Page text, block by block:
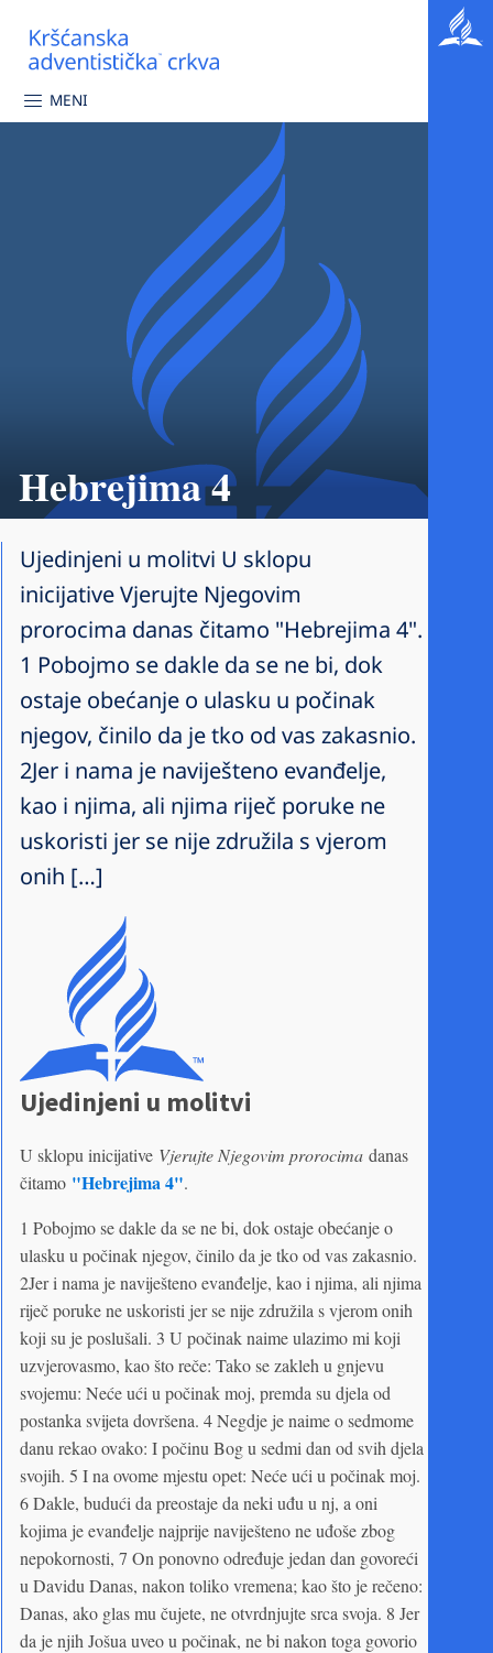
MENI
Hebrejima 4
Ujedinjeni u molitvi U sklopu
inicijative Vjerujte Njegovim
prorocima danas čitamo "Hebrejima 4".
1 Pobojmo se dakle da se ne bi, dok
ostaje obećanje o ulasku u počinak
njegov, činilo da je tko od vas zakasnio.
2Jer i nama je naviješteno evanđelje,
kao i njima, ali njima riječ poruke ne
uskoristi jer se nije združila s vjerom
onih […]
Ujedinjeni u molitvi
U sklopu inicijative Vjerujte Njegovim prorocima danas
čitamo "Hebrejima 4".
1 Pobojmo se dakle da se ne bi, dok ostaje obećanje o
ulasku u počinak njegov, činilo da je tko od vas zakasnio.
2Jer i nama je naviješteno evanđelje, kao i njima, ali njima
riječ poruke ne uskoristi jer se nije združila s vjerom onih
koji su je poslušali. 3 U počinak naime ulazimo mi koji
uzvjerovasmo, kao što reče: Tako se zakleh u gnjevu
svojemu: Neće ući u počinak moj, premda su djela od
postanka svijeta dovršena. 4 Negdje je naime o sedmome
danu rekao ovako: I počinu Bog u sedmi dan od svih djela
svojih. 5 I na ovome mjestu opet: Neće ući u počinak moj.
6 Dakle, budući da preostaje da neki uđu u nj, a oni
kojima je evanđelje najprije naviješteno ne uđoše zbog
nepokornosti, 7 On ponovno određuje jedan dan govoreći
u Davidu Danas, nakon toliko vremena; kao što je rečeno:
Danas, ako glas mu čujete, ne otvrdnjujte srca svoja. 8 Jer
da je njih Jošua uveo u počinak, ne bi nakon toga govorio